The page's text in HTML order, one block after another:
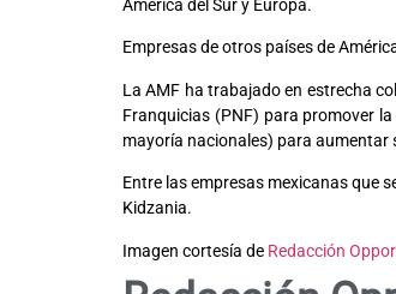
América del Sur y Europa.
Empresas de otros países de
La AMF ha trabajado en estrecha
Franquicias (PNF) para promover
mayoría nacionales) para aumentar
Entre las empresas mexicanas que
Kidzania.
Imagen cortesía de Redacción